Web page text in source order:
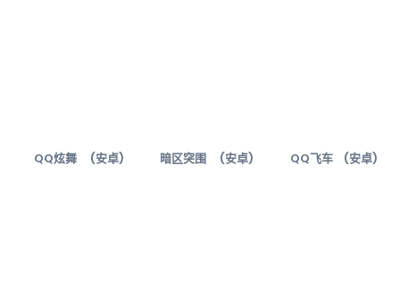
QQ炫舞 (安卓) 暗区突围 (安卓) QQ飞车 (安卓)